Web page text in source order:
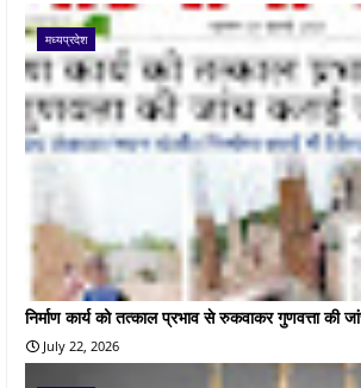
मध्यप्रदेश
निर्माण कार्य को तत्काल प्रभाव से रुकवाकर गुणवत्ता की
July 22, 2026